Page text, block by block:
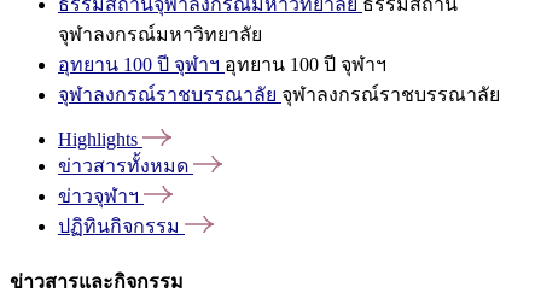
จุฬาลงกรณ์มหาวิทยาลัย
อุทยาน 100 ปี จุฬาฯ อุทยาน 100 ปี จุฬาฯ
จุฬาลงกรณ์ราชบรรณาลัย จุฬาลงกรณ์ราชบรรณาลัย
Highlights
ข่าวสารทั้งหมด
ข่าวจุฬาฯ
ปฏิทินกิจกรรม
ข่าวสารและกิจกรรม